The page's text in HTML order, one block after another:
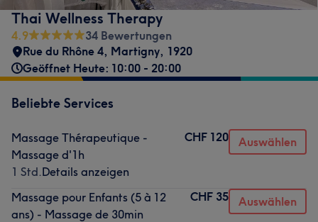
Thai Wellness Therapy
4.9
34 Bewertungen
Rue du Rhône 4, Martigny, 1920
Geöffnet Heute: 10:00 - 20:00
Beliebte Services
Massage Thérapeutique -
Massage d'1h
1 Std.Details anzeigen
CHF 120 Auswählen
Massage pour Enfants (5 à 12
ans) - Massage de 30min
CHF 35 Auswählen